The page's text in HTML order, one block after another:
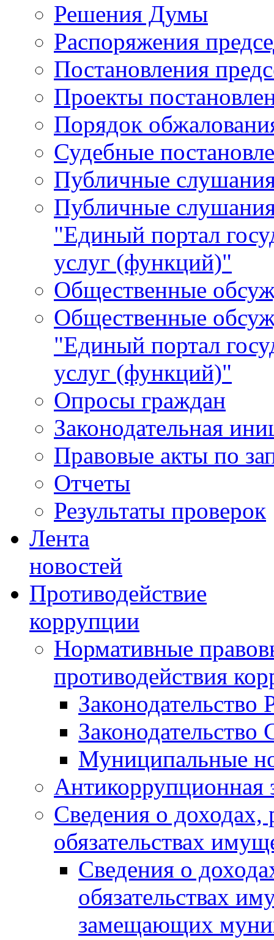
Решения Думы
Распоряжения
Постановления
Проекты
Порядок
Судебные
Публичные
Публичные
"Единый портал
услуг (функций)"
Общественные
Общественные
"Единый портал
услуг (функций)"
Опросы граждан
Законодательная
Правовые акты по
Отчеты
Результаты проверок
Лента
новостей
Противодействие
коррупции
Нормативные
противодействия
Законодательство
Муниципальные
Антикоррупционная
Сведения о доходах,
обязательствах
Сведения о
обязательствах
замещающих